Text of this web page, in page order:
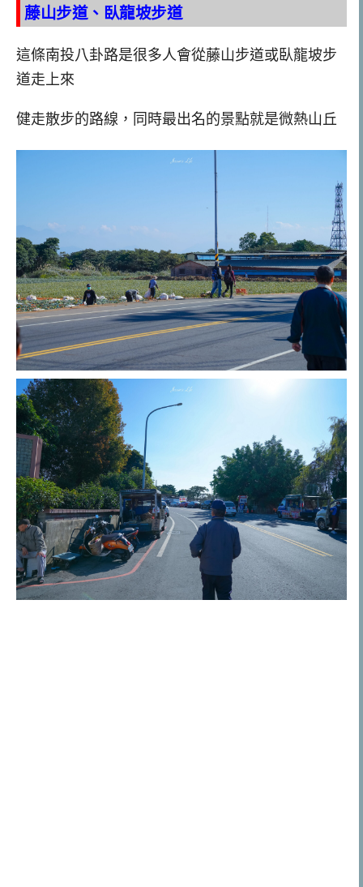
藤山步道、臥龍坡步道
這條南投八卦路是很多人會從藤山步道或臥龍坡步
道走上來
健走散步的路線，同時最出名的景點就是微熱山丘